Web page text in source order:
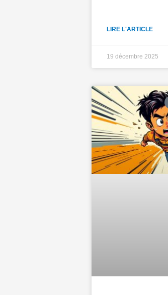
LIRE L'ARTICLE
19 décembre 2025